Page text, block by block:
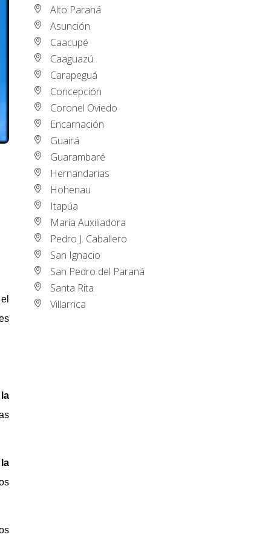
la
Alto Paraná
Asunción
Caacupé
Caaguazú
Carapeguá
Concepción
Coronel Oviedo
Encarnación
Guairá
Guarambaré
Hernandarias
Hohenau
Itapúa
María Auxiliadora
Pedro J. Caballero
San Ignacio
San Pedro del Paraná
Santa Rita
Villarrica